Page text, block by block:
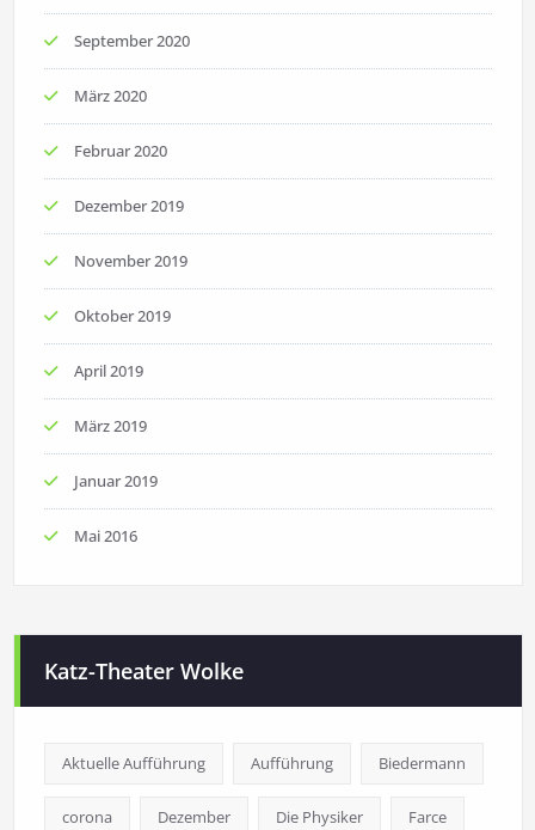
September 2020
März 2020
Februar 2020
Dezember 2019
November 2019
Oktober 2019
April 2019
März 2019
Januar 2019
Mai 2016
Katz-Theater Wolke
Aktuelle Aufführung Aufführung Biedermann
corona Dezember Die Physiker Farce